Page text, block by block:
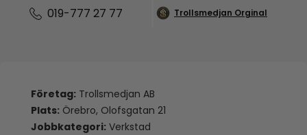
019-777 27 77 Trollsmedjan Orginal
Företag: Trollsmedjan AB
Plats: Örebro, Olofsgatan 21
Jobbkategori: Verkstad